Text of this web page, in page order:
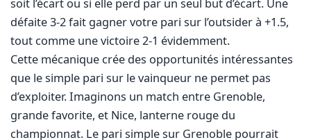
soit l’écart ou si elle perd par un seul but d’écart. Une
défaite 3-2 fait gagner votre pari sur l’outsider à +1.5,
tout comme une victoire 2-1 évidemment.
Cette mécanique crée des opportunités intéressantes
que le simple pari sur le vainqueur ne permet pas
d’exploiter. Imaginons un match entre Grenoble,
grande favorite, et Nice, lanterne rouge du
championnat. Le pari simple sur Grenoble pourrait